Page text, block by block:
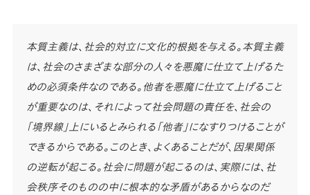
本質主義は、社会的対立に文化的根拠を与える。本質主義
は、社会のさまざまな部分の人々を悪魔に仕立て上げるた
めの必須条件なのである。他者を悪魔に仕立て上げること
が重要なのは、それによって社会問題の責任を、社会の
「境界線」上にいるとみられる「他者」になすりつけることが
できるからである。このとき、よくあることだが、因果関係
の逆転が起こる。社会に問題が起こるのは、実際には、社
会秩序そのものの中に根本的な矛盾があるからなのだ